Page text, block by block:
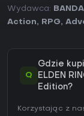
Wydawca:
Action, RPG,
Q
Gdzie
ELDEN
Edition?
Korzystając z